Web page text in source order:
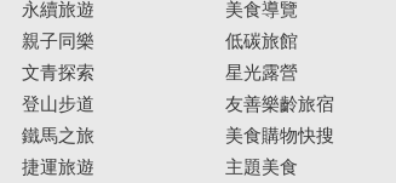
永續旅遊
親子同樂
文青探索
登山步道
鐵馬之旅
捷運旅遊
美食導覽
低碳旅館
星光露營
友善樂齡旅宿
美食購物快搜
主題美食